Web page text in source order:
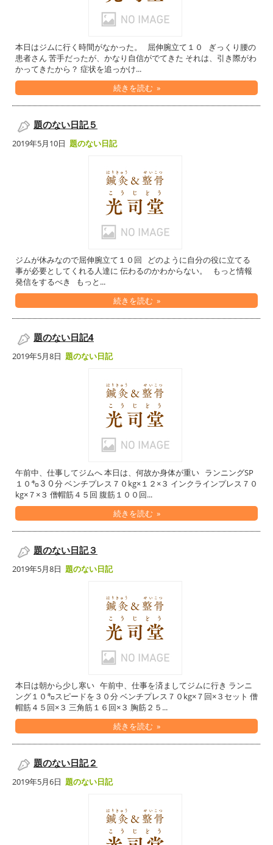
本日はジムに行く時間がなかった。 屈伸腕立て１０ ぎっくり腰の
患者さん 苦手だったが、かなり自信がでてきた それは、引き際がわ
かってきたから？ 症状を追っかけ...
続きを読む »
題のない日記５
2019年5月10日 題のない日記
ジムが休みなので屈伸腕立て１０回 どのように自分の役に立てる
事が必要としてくれる人達に 伝わるのかわからない。 もっと情報
発信をするべき もっと...
続きを読む »
題のない日記4
2019年5月8日 題のない日記
午前中、仕事してジムへ 本日は、何故か身体が重い ランニングSP
１０㌔３０分 ベンチプレス７０kg×１２×３ インクラインプレス７０
kg×７×３ 僧帽筋４５回 腹筋１００回...
続きを読む »
題のない日記３
2019年5月8日 題のない日記
本日は朝から少し寒い 午前中、仕事を済ましてジムに行き ランニ
ング１０㌔スピードを３０分 ベンチプレス７０kg×７回×３セット 僧
帽筋４５回×３ 三角筋１６回×３ 胸筋２５...
続きを読む »
題のない日記２
2019年5月6日 題のない日記